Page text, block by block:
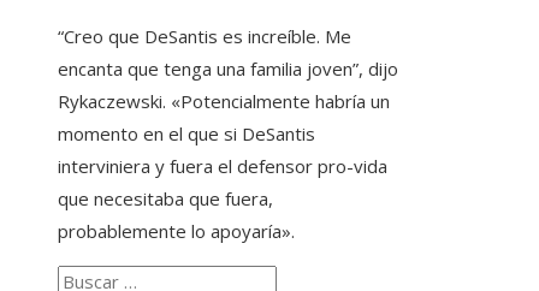
“Creo que DeSantis es increíble. Me
encanta que tenga una familia joven”, dijo
Rykaczewski. «Potencialmente habría un
momento en el que si DeSantis
interviniera y fuera el defensor pro-vida
que necesitaba que fuera,
probablemente lo apoyaría».
Buscar: